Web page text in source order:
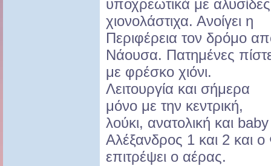
υποχρεωτικά με
χιονολάστιχα. Ανοίγει η
Περιφέρεια τον δρόμο
Νάουσα. Πατημένες
με φρέσκο χιόνι.
Λειτουργία και σήμερα
μόνο με την κεντρική,
λούκι, ανατολική και
Αλέξανδρος 1 και 2 και
επιτρέψει ο αέρας.